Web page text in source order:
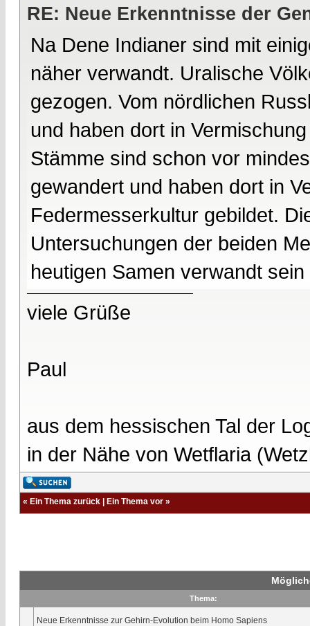
RE: Neue Erkenntnisse der
Na Dene Indianer sind mit
näher verwandt. Uralische
gezogen. Vom nördlichen
und haben dort in
Stämme sind schon vor
gewandert und haben dort in
Federmesserkultur gebildet.
Untersuchungen der beiden
heutigen Samen verwandt sein
viele Grüße
Paul
aus dem hessischen Tal der
in der Nähe von Wetflaria
« Ein Thema zurück Ein Thema vor »
Thema:
Neue Erkenntnisse zur Gehirn-Evolution beim Homo Sapiens